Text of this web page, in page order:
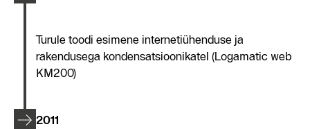
Turule toodi esimene internetiühenduse ja
rakendusega kondensatsioonikatel (Logamatic web
KM200)
2011